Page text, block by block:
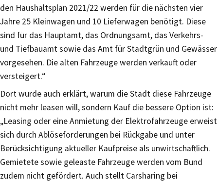
den Haushaltsplan 2021/22 werden für die nächsten vier
Jahre 25 Kleinwagen und 10 Lieferwagen benötigt. Diese
sind für das Hauptamt, das Ordnungsamt, das Verkehrs-
und Tiefbauamt sowie das Amt für Stadtgrün und Gewässer
vorgesehen. Die alten Fahrzeuge werden verkauft oder
versteigert.“
Dort wurde auch erklärt, warum die Stadt diese Fahrzeuge
nicht mehr leasen will, sondern Kauf die bessere Option ist:
„Leasing oder eine Anmietung der Elektrofahrzeuge erweist
sich durch Ablöseforderungen bei Rückgabe und unter
Berücksichtigung aktueller Kaufpreise als unwirtschaftlich.
Gemietete sowie geleaste Fahrzeuge werden vom Bund
zudem nicht gefördert. Auch stellt Carsharing bei